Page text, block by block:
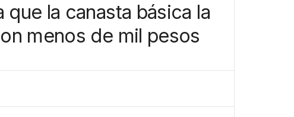
que la canasta básica la
menos de mil pesos